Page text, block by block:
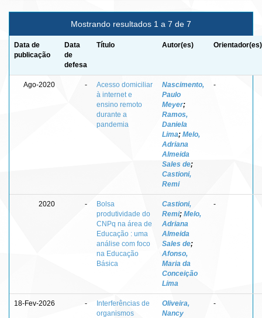
Mostrando resultados 1 a 7 de 7
Data de
publicação
Data
de
defesa
Título Autor(es) Orientador(es)
Ago-2020 -
Acesso domiciliar
à internet e
ensino remoto
durante a
pandemia
Nascimento,
Paulo
Meyer;
Ramos,
Daniela
Lima; Melo,
Adriana
Almeida
Sales de;
Castioni,
Remi
-
2020 -
Bolsa
produtividade do
CNPq na área de
Educação : uma
análise com foco
na Educação
Básica
Castioni,
Remi; Melo,
Adriana
Almeida
Sales de;
Afonso,
Maria da
Conceição
Lima
-
18-Fev-2026 -
Interferências de
organismos
Oliveira,
Nancy
-